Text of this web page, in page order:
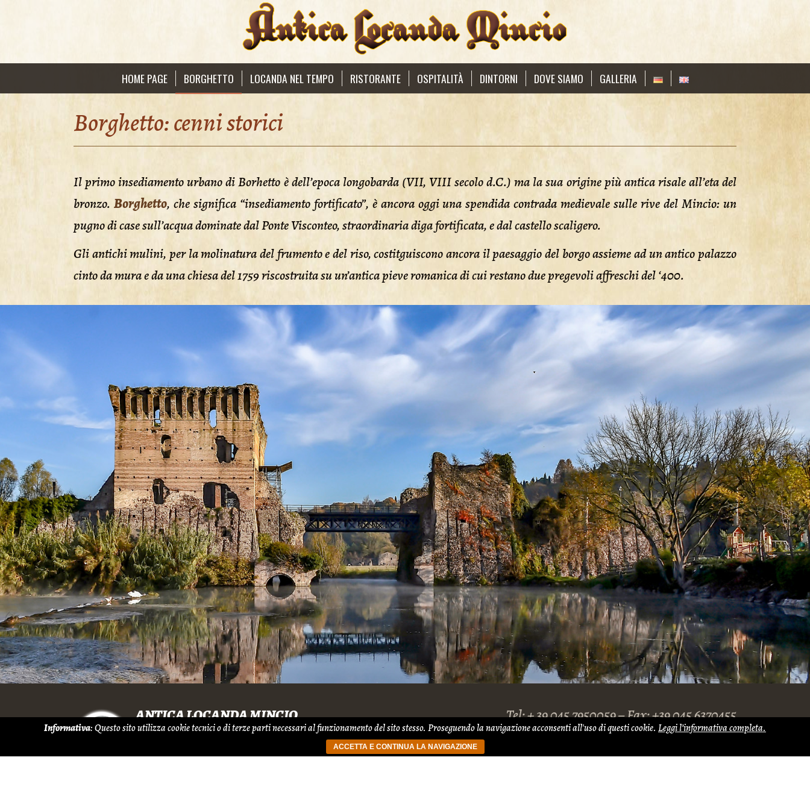
HOME PAGE BORGHETTO LOCANDA NEL TEMPO RISTORANTE OSPITALITÀ DINTORNI DOVE SIAMO GALLERIA
Borghetto: cenni storici
Il primo insediamento urbano di Borhetto è dell’epoca longobarda (VII, VIII secolo d.C.) ma la sua origine più antica risale all’eta del
bronzo. Borghetto, che significa “insediamento fortificato”, è ancora oggi una spendida contrada medievale sulle rive del Mincio: un
pugno di case sull’acqua dominate dal Ponte Visconteo, straordinaria diga fortificata, e dal castello scaligero.
Gli antichi mulini, per la molinatura del frumento e del riso, costitguiscono ancora il paesaggio del borgo assieme ad un antico palazzo
cinto da mura e da una chiesa del 1759 riscostruita su un’antica pieve romanica di cui restano due pregevoli affreschi del ‘400.
ANTICA LOCANDA MINCIO
Borghetto – Via Buonarroti 12
Tel: + 39 045 7950059 – Fax: +39 045 6370455
E-mail:anticalocandamincio@libero.it
Informativa: Questo sito utilizza cookie tecnici o di terze parti necessari al funzionamento del sito stesso. Proseguendo la navigazione acconsenti all'uso di questi cookie. Leggi l’informativa completa.
ACCETTA E CONTINUA LA NAVIGAZIONE